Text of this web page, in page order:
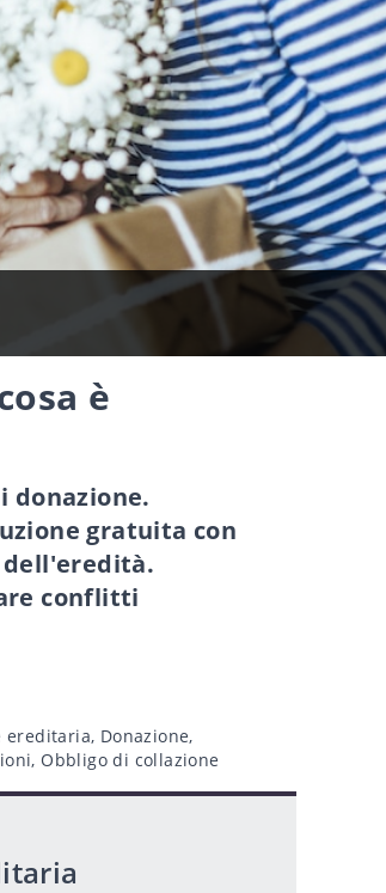
è
donazione.
gratuita con
conflitti
ereditaria, Donazione,
, Obbligo di collazione